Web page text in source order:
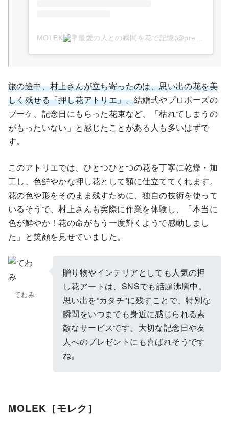
MOLEK 最愛の人との瞬間を花で記憶(@pressed_flower_molek)がシェアした投稿
旅の途中、村上さんが立ち寄ったのは、思い出の花を美
しく残せる「押し花アトリエ」。結婚式やプロポーズの
ブーケ、記念日にもらった花束など、「枯れてしまうの
がもったいない」と感じたことがある人も多いはずで
す。
このアトリエでは、ひとつひとつの花を丁寧に乾燥・加
工し、色鮮やかな押し花として額に仕立ててくれます。
花の色や形をそのまま残すために、独自の技術を使って
いるそうで、村上さんも実際に作業を体験し、「本当に
色が鮮やか！花の命がもう一度輝くようで感動しまし
た」と笑顔を見せていました。
てわみ
贈り物やインテリアとしても人気の押
し花アートは、SNSでも話題沸騰中。
思い出を“カタチ”に残すことで、特別な
瞬間をいつまでも身近に感じられる素
敵なサービスです。大切な記念日や友
人へのプレゼントにも喜ばれそうです
ね。
MOLEK［モレク］